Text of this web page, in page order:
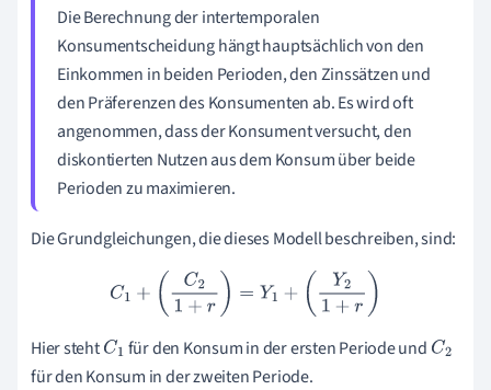
Die Berechnung der intertemporalen
Konsumentscheidung hängt hauptsächlich von den
Einkommen in beiden Perioden, den Zinssätzen und
den Präferenzen des Konsumenten ab. Es wird oft
angenommen, dass der Konsument versucht, den
diskontierten Nutzen aus dem Konsum über beide
Perioden zu maximieren.
Die Grundgleichungen, die dieses Modell beschreiben, sind:
C
+(C + )=Y 1+ 2 1+
Hier stehtC1 für den Konsum in der ersten Periode und C2
für den Konsum in der zweiten Periode.